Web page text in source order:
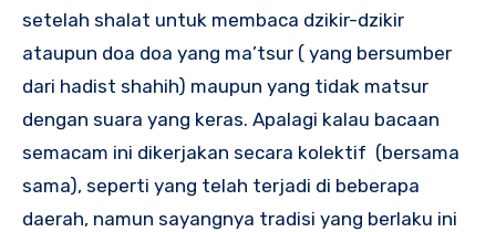
setelah shalat untuk membaca dzikir-dzikir
ataupun doa doa yang ma’tsur ( yang bersumber
dari hadist shahih) maupun yang tidak matsur
dengan suara yang keras. Apalagi kalau bacaan
semacam ini dikerjakan secara kolektif (bersama
sama), seperti yang telah terjadi di beberapa
daerah, namun sayangnya tradisi yang berlaku ini